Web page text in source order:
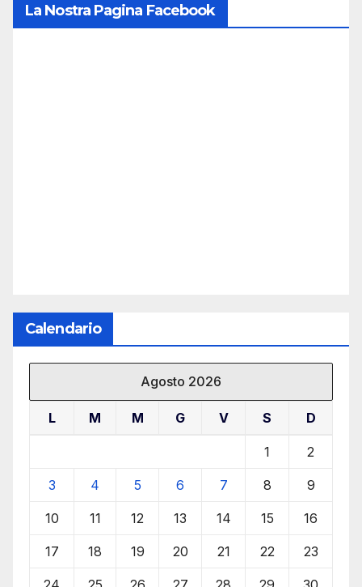
La Nostra Pagina Facebook
Calendario
Agosto 2026
L M M G V S D
1 2
3 4 5 6 7 8 9
10 11 12 13 14 15 16
17 18 19 20 21 22 23